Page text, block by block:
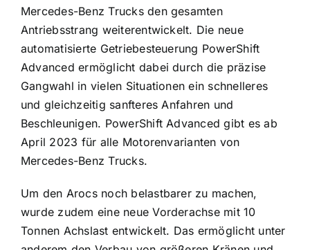
Mercedes-Benz Trucks den gesamten
Antriebsstrang weiterentwickelt. Die neue
automatisierte Getriebesteuerung PowerShift
Advanced ermöglicht dabei durch die präzise
Gangwahl in vielen Situationen ein schnelleres
und gleichzeitig sanfteres Anfahren und
Beschleunigen. PowerShift Advanced gibt es ab
April 2023 für alle Motorenvarianten von
Mercedes-Benz Trucks.
Um den Arocs noch belastbarer zu machen,
wurde zudem eine neue Vorderachse mit 10
Tonnen Achslast entwickelt. Das ermöglicht unter